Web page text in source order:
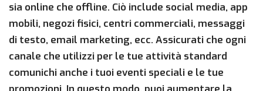
sia online che offline. Ciò include social media, app
mobili, negozi fisici, centri commerciali, messaggi
di testo, email marketing, ecc. Assicurati che ogni
canale che utilizzi per le tue attività standard
comunichi anche i tuoi eventi speciali e le tue